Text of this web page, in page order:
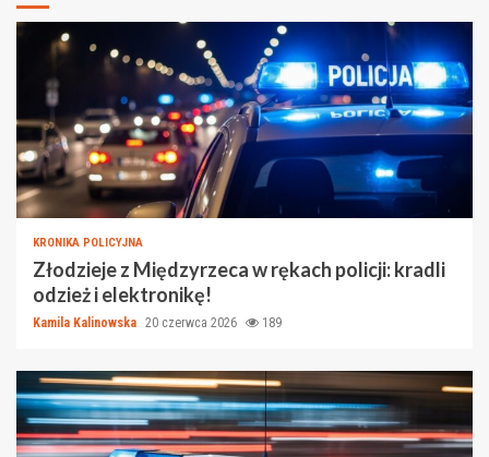
KRONIKA POLICYJNA
Złodzieje z Międzyrzeca w rękach policji: kradli
odzież i elektronikę!
Kamila Kalinowska 20 czerwca 2026 189